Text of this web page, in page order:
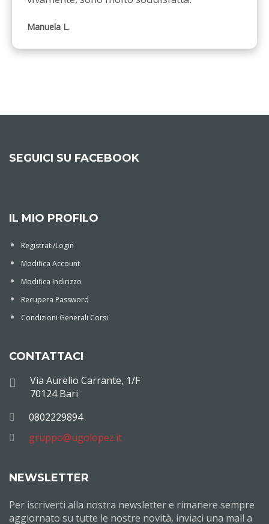
Manuela L.
SEGUICI SU FACEBOOK
IL MIO PROFILO
Registrati/Login
Modifica Account
Modifica Indirizzo
Recupera Password
Condizioni Generali Corsi
CONTATTACI
Via Aurelio Carrante, 1/F
70124 Bari
0802229894
gruppo@ugolopez.it
NEWSLETTER
Per iscriverti alla nostra newsletter e rimanere sempre
aggiornato su tutte le nostre novità, inviaci una mail a